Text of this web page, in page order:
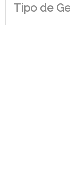
Tipo de